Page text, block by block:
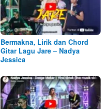
Bermakna, Lirik dan Chord
Gitar Lagu Jare – Nadya
Jessica